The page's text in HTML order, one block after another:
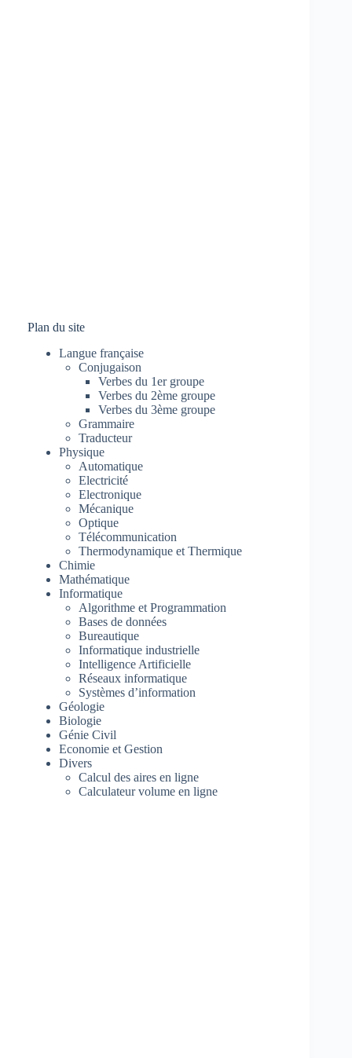
Plan du site
Langue française
Conjugaison
Verbes du 1er groupe
Verbes du 2ème groupe
Verbes du 3ème groupe
Grammaire
Traducteur
Physique
Automatique
Electricité
Electronique
Mécanique
Optique
Télécommunication
Thermodynamique et Thermique
Chimie
Mathématique
Informatique
Algorithme et Programmation
Bases de données
Bureautique
Informatique industrielle
Intelligence Artificielle
Réseaux informatique
Systèmes d’information
Géologie
Biologie
Génie Civil
Economie et Gestion
Divers
Calcul des aires en ligne
Calculateur volume en ligne